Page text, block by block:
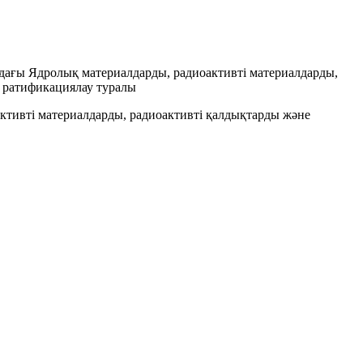
Ядролық материалдарды, радиоактивті материалдарды,
ратификациялау туралы
материалдарды, радиоактивті қалдықтарды және